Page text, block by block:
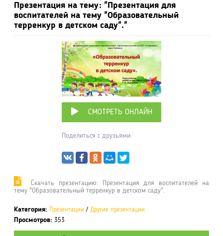
Презентация на тему: "Презентация для
воспитателей на тему "Образовательный
терренкур в детском саду"."
СМОТРЕТЬ ОНЛАЙН
Поделиться с друзьями:
Cкачать презентацию: Презентация для воспитателей на
тему "Образовательный терренкур в детском саду".
Категория: Презентации / Другие презентации
Просмотров: 353